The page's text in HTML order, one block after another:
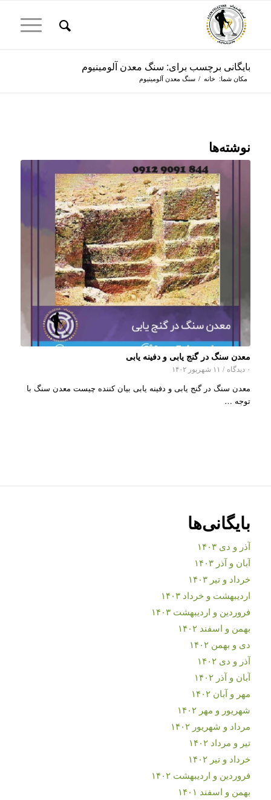
بایگانی برچسب برای: سنگ معدن آلومینیوم
مکان شما: خانه / سنگ معدن آلومینیوم
نوشته‌ها
معدن سنگ در گنج یابی و دفینه یابی
۰ دیدگاه / ۱۱ شهریور ۱۴۰۲
معدن سنگ در گنج یابی و دفینه یابی بیان کننده چیست معدن سنگ با
توجه …
بایگانی‌ها
آذر و دی ۱۴۰۳
آبان و آذر ۱۴۰۳
خرداد و تیر ۱۴۰۳
اردیبهشت و خرداد ۱۴۰۳
فروردین و اردیبهشت ۱۴۰۳
بهمن و اسفند ۱۴۰۲
دی و بهمن ۱۴۰۲
آذر و دی ۱۴۰۲
آبان و آذر ۱۴۰۲
مهر و آبان ۱۴۰۲
شهریور و مهر ۱۴۰۲
مرداد و شهریور ۱۴۰۲
تیر و مرداد ۱۴۰۲
خرداد و تیر ۱۴۰۲
فروردین و اردیبهشت ۱۴۰۲
بهمن و اسفند ۱۴۰۱